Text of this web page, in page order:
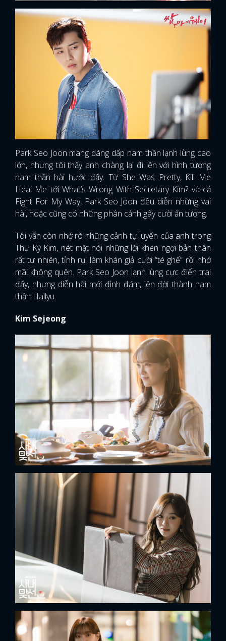
x
ĐĂNG NHẬP
Park Seo Joon mang dáng dấp nam thần lạnh lùng cao
lớn, nhưng tôi thấy anh chàng lại đi lên với hình tượng
nam thần hài hước đấy. Từ She Was Pretty, Kill Me
Heal Me tới What’s Wrong With Secretary Kim? và cả
Fight For My Way, Park Seo Joon đều diễn những vai
hài, hoặc cũng có những phân cảnh gây cười ấn tượng.
Tôi vẫn còn nhớ rõ những cảnh tự luyến của anh trong
Thư Ký Kim, nét mặt nói những lời khen ngợi bản thân
rất tự nhiên, tỉnh rụi làm khán giả cười “té ghế” rồi nhớ
mãi không quên. Park Seo Joon lạnh lùng cực điển trai
đấy, nhưng diễn hài mới đình đám, lên đời thành nam
thần Hallyu.
Kim Sejeong